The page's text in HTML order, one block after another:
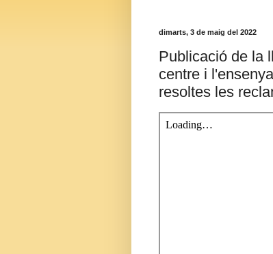
dimarts, 3 de maig del 2022
Publicació de la
centre i
resoltes les